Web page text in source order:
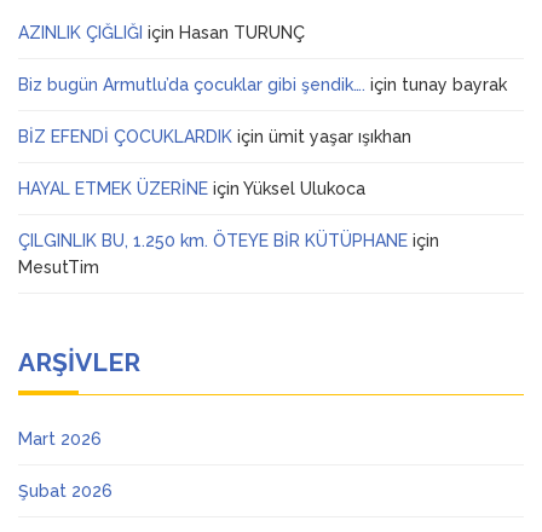
AZINLIK ÇIĞLIĞI için Hasan TURUNÇ
Biz bugün Armutlu’da çocuklar gibi şendik…. için tunay bayrak
BİZ EFENDİ ÇOCUKLARDIK için ümit yaşar ışıkhan
HAYAL ETMEK ÜZERİNE için Yüksel Ulukoca
ÇILGINLIK BU, 1.250 km. ÖTEYE BİR KÜTÜPHANE için
MesutTim
ARŞIVLER
Mart 2026
Şubat 2026